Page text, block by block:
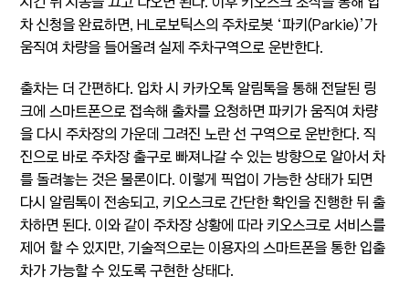
차 신청을 완료하면, HL로보틱스의 주차로봇 ‘파키(Parkie)’가
움직여 차량을 들어올려 실제 주차구역으로 운반한다.
출차는 더 간편하다. 입차 시 카카오톡 알림톡을 통해 전달된 링
크에 스마트폰으로 접속해 출차를 요청하면 파키가 움직여 차량
을 다시 주차장의 가운데 그려진 노란 선 구역으로 운반한다. 직
진으로 바로 주차장 출구로 빠져나갈 수 있는 방향으로 알아서 차
를 돌려놓는 것은 물론이다. 이렇게 픽업이 가능한 상태가 되면
다시 알림톡이 전송되고, 키오스크로 간단한 확인을 진행한 뒤 출
차하면 된다. 이와 같이 주차장 상황에 따라 키오스크로 서비스를
제어 할 수 있지만, 기술적으로는 이용자의 스마트폰을 통한 입출
차가 가능할 수 있도록 구현한 상태다.